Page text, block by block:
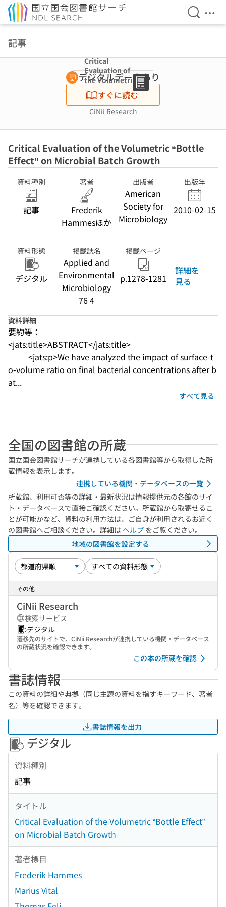
検索を
メ
記事
Critical
Evaluation of
the Volumetric
“Bottle Effect”
on Microbial
Batch Growth
デジタルデータあり
すぐに読む
CiNii Research
Critical Evaluation of the Volumetric “Bottle
Effect” on Microbial Batch Growth
資料種別
記事
著者
Frederik
Hammesほか
出版者
American
Society for
Microbiology
出版年
2010-02-15
資料形態
デジタル
掲載誌名
Applied and
Environmental
Microbiology
76 4
掲載ページ
p.1278-1281
詳細を
見る
資料詳細
要約等：
<jats:title>ABSTRACT</jats:title>
o-volume ratio on final bacterial concentrations after b
at...
すべて見る
全国の図書館の所蔵
国立国会図書館サーチが連携している各図書館等から取得した所
蔵情報を表示します。
連携している機関・データベースの一覧
所蔵館、利用可否等の詳細・最新状況は情報提供元の各館のサイ
ト・データベースで直接ご確認ください。所蔵館から取寄せるこ
とが可能かなど、資料の利用方法は、ご自身が利用されるお近く
の図書館へご相談ください。詳細は ヘルプ をご覧ください。
地域の図書館を設定する
その他
CiNii Research
検索サービス
デジタル
遷移先のサイトで、CiNii Researchが連携している機関・データベース
の所蔵状況を確認できます。
この本の所蔵を確認
書誌情報
この資料の詳細や典拠（同じ主題の資料を指すキーワード、著者
名）等を確認できます。
書誌情報を出力
デジタル
資料種別
記事
タイトル
Critical Evaluation of the Volumetric “Bottle Effect”
on Microbial Batch Growth
著者標目
Frederik Hammes
Marius Vital